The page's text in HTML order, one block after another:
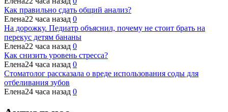
Как правильно сдать общий анализ?
Елена22 часа назад 0
На дорожку. Педиатр объяснил, почему не стоит брать на
перекус детям бананы
Елена22 часа назад 0
Как снизить уровень стресса?
Елена24 часа назад 0
Стоматолог рассказала о вреде использования соды для
отбеливания зубов
Елена24 часа назад 0